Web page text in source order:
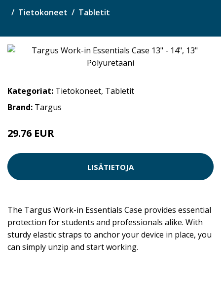
Tietokoneet Tabletit
Kategoriat: Tietokoneet, Tabletit
Brand: Targus
29.76 EUR
LISÄTIETOJA
The Targus Work-in Essentials Case provides essential
protection for students and professionals alike. With
sturdy elastic straps to anchor your device in place, you
can simply unzip and start working.